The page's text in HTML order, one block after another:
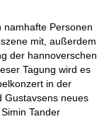
namhafte Personen
mit, außerdem
der hannoverschen
Tagung wird es
in der
Gustavsens neues
Tander